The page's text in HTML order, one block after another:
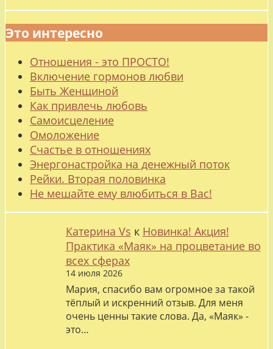
Это интересно
Отношения - это ПРОСТО!
Включение гормонов любви
Быть Женщиной
Как привлечь любовь
Самоисцеление
Омоложение
Счастье в отношениях
Энергонастройка на денежный поток
Рейки. Вторая половинка
Не мешайте ему влюбиться в Вас!
Катерина Vs к Новинка! Акция!
Практика «Маяк» на процветание во
всех сферах
14 июля 2026
Мария, спасибо вам огромное за такой
тёплый и искренний отзыв. Для меня
очень ценны такие слова. Да, «Маяк» -
это…